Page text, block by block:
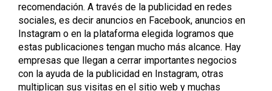
recomendación. A través de la publicidad en redes
sociales, es decir anuncios en Facebook, anuncios en
Instagram o en la plataforma elegida logramos que
estas publicaciones tengan mucho más alcance. Hay
empresas que llegan a cerrar importantes negocios
con la ayuda de la publicidad en Instagram, otras
multiplican sus visitas en el sitio web y muchas